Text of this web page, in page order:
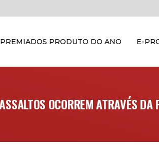
PREMIADOS PRODUTO DO ANO E-
OCORREM ATRAVÉS